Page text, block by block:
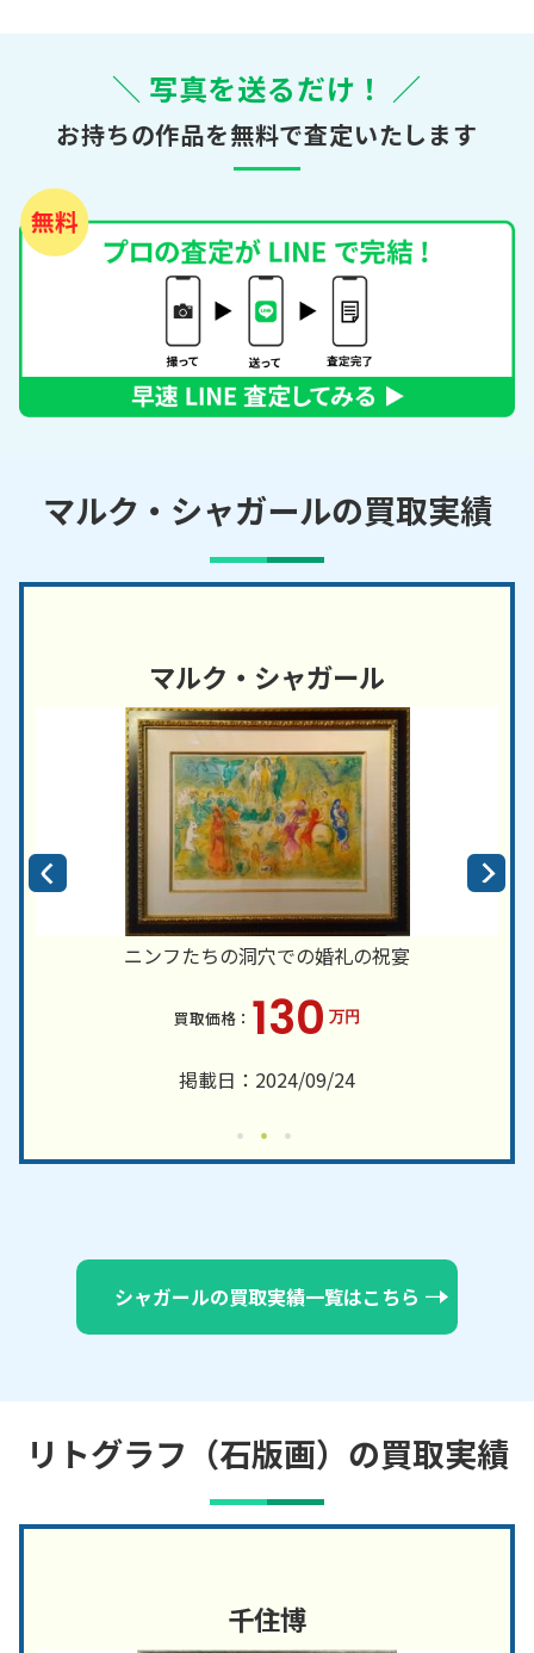
＼ 写真を送るだけ！ ／
お持ちの作品を無料で査定いたします
マルク・シャガールの買取実績
マルク・シャガール
ニンフたちの洞穴での婚礼の祝宴
130 万円
掲載日：2024/09/24
シャガールの買取実績一覧はこちら
リトグラフ（石版画）の買取実績
千住博